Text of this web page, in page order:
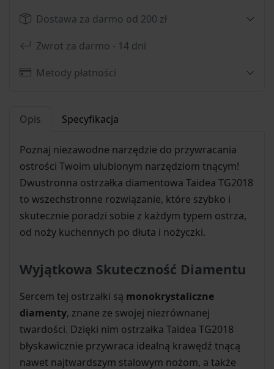
Dostawa za darmo od 200 zł
Zwrot za darmo - 14 dni
Metody płatności
Opis Specyfikacja
Poznaj niezawodne narzędzie do przywracania
ostrości Twoim ulubionym narzędziom tnącym!
Dwustronna ostrzałka diamentowa Taidea TG2018
to wszechstronne rozwiązanie, które szybko i
skutecznie poradzi sobie z każdym typem ostrza,
od noży kuchennych po dłuta i nożyczki.
Wyjątkowa Skuteczność Diamentu
Sercem tej ostrzałki są monokrystaliczne
diamenty, znane ze swojej niezrównanej
twardości. Dzięki nim ostrzałka Taidea TG2018
błyskawicznie przywraca idealną krawędź tnącą
nawet najtwardszym stalowym nożom, a także